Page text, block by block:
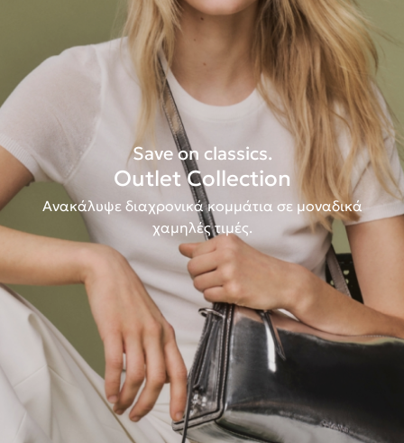
Save on classics.
Outlet Collection
Ανακάλυψε διαχρονικά κομμάτια σε μοναδικά
χαμηλές τιμές.